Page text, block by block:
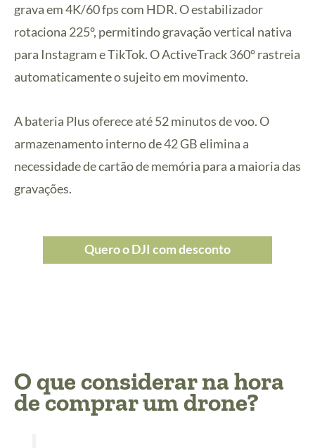
grava em 4K/60 fps com HDR. O estabilizador
rotaciona 225°, permitindo gravação vertical nativa
para Instagram e TikTok. O ActiveTrack 360° rastreia
automaticamente o sujeito em movimento.
A bateria Plus oferece até 52 minutos de voo. O
armazenamento interno de 42 GB elimina a
necessidade de cartão de memória para a maioria das
gravações.
Quero o DJI com desconto
O que considerar na hora
de comprar um drone?